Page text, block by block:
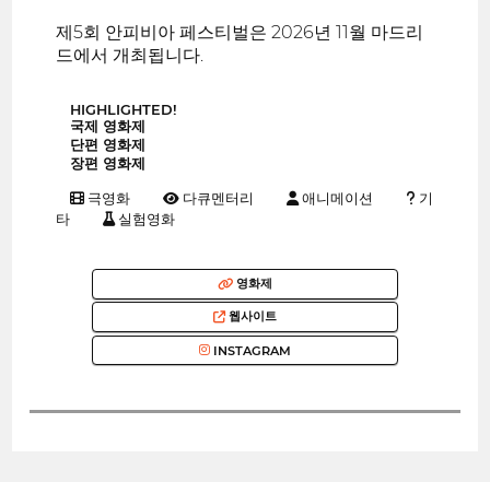
제5회 안피비아 페스티벌은 2026년 11월 마드리
드에서 개최됩니다.
HIGHLIGHTED!
국제 영화제
단편 영화제
장편 영화제
극영화 다큐멘터리 애니메이션
기
타
실험영화
영화제
웹사이트
INSTAGRAM